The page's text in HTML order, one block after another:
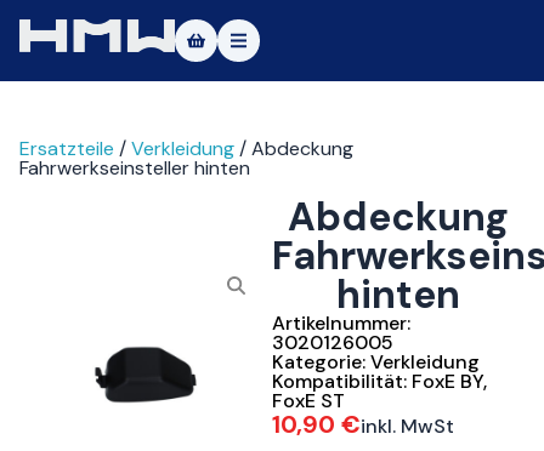
Über uns
Fahrzeuge
Testfahrt
Service
Kontakt
|EN
Ersatzteile /Verkleidung / Abdeckung
Fahrwerkseinsteller hinten
Abdeckung
hinten
Artikelnummer:
3020126005
Kategorie:Verkleidung
Kompatibilität: FoxE BY,
FoxE ST
10,90 €inkl. MwSt